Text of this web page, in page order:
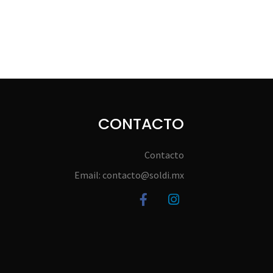
CONTACTO
Contacto
Email: contacto@soldi.mx